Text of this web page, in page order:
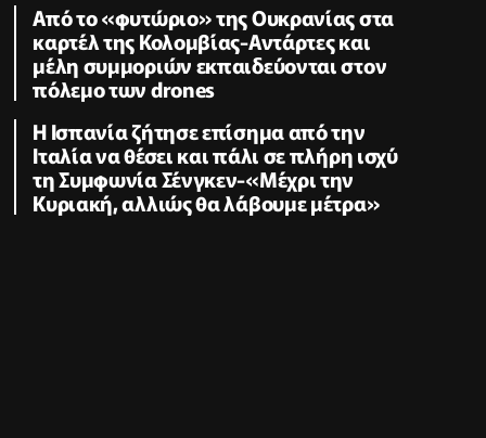
Από το «φυτώριο» της Ουκρανίας στα
καρτέλ της Κολομβίας-Αντάρτες και
μέλη συμμοριών εκπαιδεύονται στον
πόλεμο των drones
Η Ισπανία ζήτησε επίσημα από την
Ιταλία να θέσει και πάλι σε πλήρη ισχύ
τη Συμφωνία Σένγκεν-«Μέχρι την
Κυριακή, αλλιώς θα λάβουμε μέτρα»